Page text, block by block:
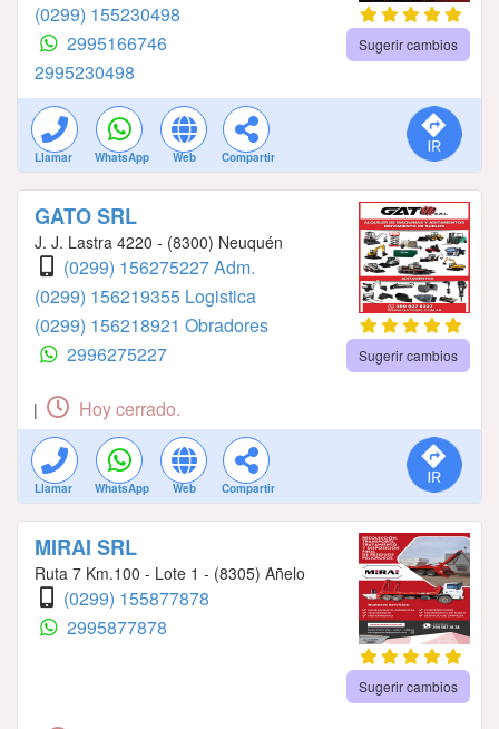
(0299) 155230498
2995166746
2995230498
Sugerir cambios
Llamar WhatsApp Web Compartir
GATO SRL
J. J. Lastra 4220 - (8300) Neuquén
(0299) 156275227 Adm.
(0299) 156219355 Logistica
(0299) 156218921 Obradores
2996275227
Sugerir cambios
| Hoy cerrado.
Llamar WhatsApp Web Compartir
MIRAI SRL
Ruta 7 Km.100 - Lote 1 - (8305) Añelo
(0299) 155877878
2995877878
Sugerir cambios